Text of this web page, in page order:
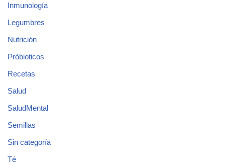
Inmunología
Legumbres
Nutrición
Próbioticos
Recetas
Salud
SaludMental
Semillas
Sin categoría
Té